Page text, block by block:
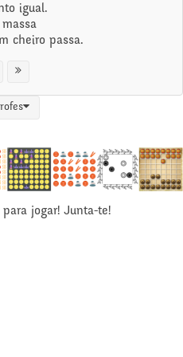
igual.
cheiro passa.
jogar! Junta-te!